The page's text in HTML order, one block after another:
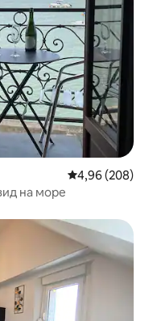
Середня
4,96 (208)
на море